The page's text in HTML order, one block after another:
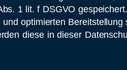
1 lit. f DSGVO
optimierten
diese in dieser